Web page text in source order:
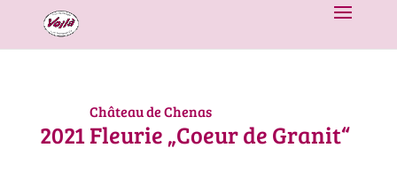
2021
Château de Chenas
Fleurie „Coeur de Granit“